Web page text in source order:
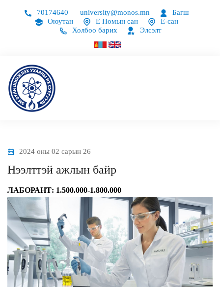
70174640 university@monos.mn
Багш
Оюутан
Е Номын сан
Е-сан
Холбоо барих
Элсэлт
2024 оны 02 сарын 26
Нээлттэй ажлын байр
ЛАБОРАНТ: 1.500.000-1.800.000